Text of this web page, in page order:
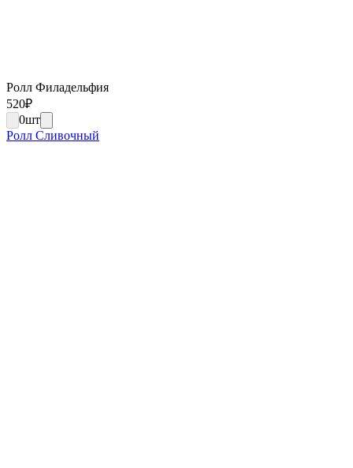
Ролл Филадельфия
520₽
0шт
Ролл Сливочный